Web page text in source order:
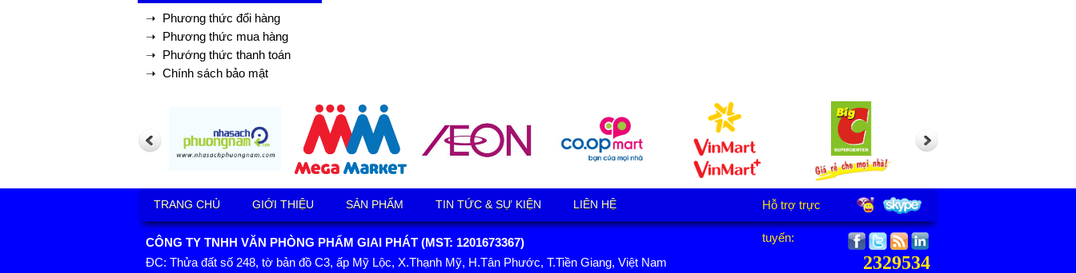
➝ Phương thức đổi hàng
➝ Phương thức mua hàng
➝ Phướng thức thanh toán
➝ Chính sách bảo mật
TRANG CHỦ GIỚI THIỆU SẢN PHẨM TIN TỨC & SỰ KIỆN LIÊN HỆ Hỗ trợ trực
tuyến:
CÔNG TY TNHH VĂN PHÒNG PHẨM GIAI PHÁT (MST: 1201673367)
ĐC: Thửa đất số 248, tờ bản đồ C3, ấp Mỹ Lộc, X.Thạnh Mỹ, H.Tân Phước, T.Tiền Giang, Việt Nam
2329534